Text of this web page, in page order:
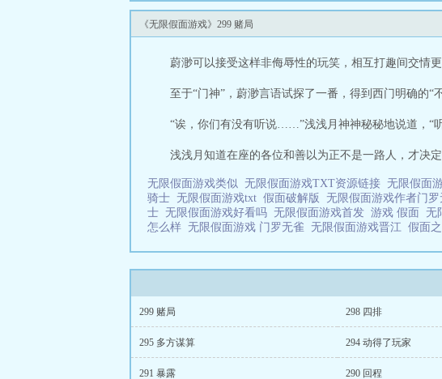
着诡神的利益。在机械纪元中，
《无限假面游戏》299 赌局
蔚渺可以接受这样非侮辱性的玩笑，相互打趣间交情更
至于“门神”，蔚渺言语试探了一番，得到西门明确的“
“诶，你们有没有听说……”浅浅月神神秘秘地说道，“
浅浅月知道在座的各位和善以为正不是一路人，才决
无限假面游戏类似 无限假面游戏TXT资源链接 无限假面
骑士 无限假面游戏txt 假面破解版 无限假面游戏作者门
士 无限假面游戏好看吗 无限假面游戏首发 游戏 假面 无
怎么样 无限假面游戏 门罗无雀 无限假面游戏晋江 假面
299 赌局 298 四排
295 多方谋算 294 动得了玩家
291 暴露 290 回程